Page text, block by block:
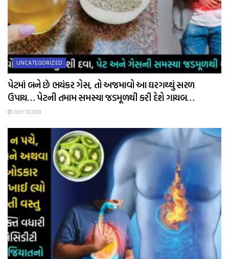
UNCATEGORIZED
પેટમાં બને છે ભયંકર ગેસ, તો અજમાવો આ ઘરગથ્થું સરળ
ઉપાય… પેટની તમામ સમસ્યા જડમૂળથી કરી દેશે ગાયબ…
JULY 13, 2023